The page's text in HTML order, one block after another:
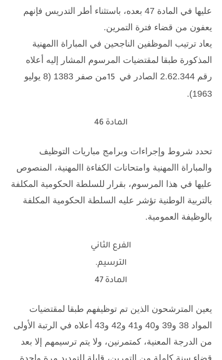
عليها في المادة 47 بعده، باستثناء أطر التدريس فإنهم
يعفون من قضاء فترة التمرين.
يعاد ترتيب الموظفين الناجحين في المباراة االمهنية
المذكورة طبقا لمقتضيات المرسوم المشار إليه أعلاه
رقم 2.62.344 الصادر في
15
من صفر 1383 (8 يوليو
1963).
المادة 46
تحدد شروط وإجراءات وبرامج مباريات التوظيف
والمباراة االمهنية وامتحانات الكفاءة االمهنية، المنصوص
عليها في هذا المرسوم، بقرار للسلطة الحكومية المكلفة
بالتربية الوطنية تؤشر عليه السلطة الحكومية المكلفة
بالوظيفة العمومية.
الفرع الثاني
الترسيم.
المادة 47
يعين المترشحون الذين تم توظيفهم طبقا لمقتضيات
المواد 38 و39 و40 و41 و42 و43 أعلاه في الرتبة الأولى
من الدرجة المعنية، كمتمرنين، ولا يتم ترسيمهم إلا بعد
قضاء سنة كاملة من التمرين، قابلة للتمديد مرة واحدة